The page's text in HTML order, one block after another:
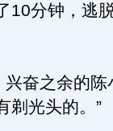
10分钟，逃
奋之余的陈
剃光头的。”